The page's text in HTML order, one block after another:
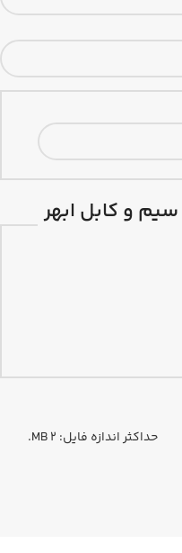
سیم و کابل ابهر
حداکثر اندازه فایل: 2 MB.